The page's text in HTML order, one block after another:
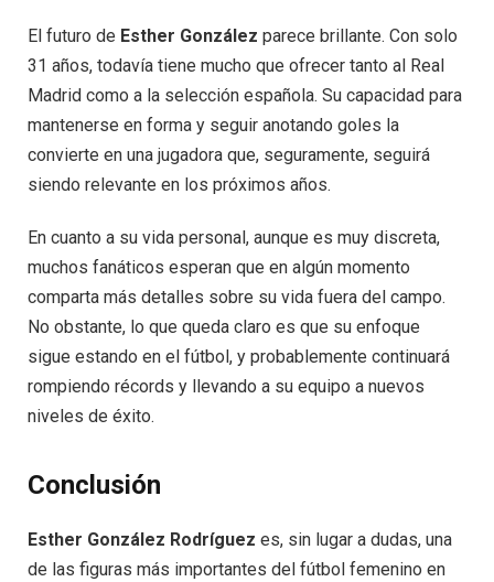
El futuro de Esther González parece brillante. Con solo
31 años, todavía tiene mucho que ofrecer tanto al Real
Madrid como a la selección española. Su capacidad para
mantenerse en forma y seguir anotando goles la
convierte en una jugadora que, seguramente, seguirá
siendo relevante en los próximos años.
En cuanto a su vida personal, aunque es muy discreta,
muchos fanáticos esperan que en algún momento
comparta más detalles sobre su vida fuera del campo.
No obstante, lo que queda claro es que su enfoque
sigue estando en el fútbol, y probablemente continuará
rompiendo récords y llevando a su equipo a nuevos
niveles de éxito.
Conclusión
Esther González Rodríguez es, sin lugar a dudas, una
de las figuras más importantes del fútbol femenino en